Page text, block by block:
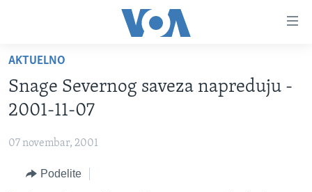
glavni
sadržaj
Idi
na
glavnu
RUBRIKE
BALKAN
GLOBALNE TEME
OTVORENI STUDIO
IZ AMERIKE
AKTUELNO
Snage Severnog saveza napreduju -
2001-11-07
07 novembar, 2001
Podelite